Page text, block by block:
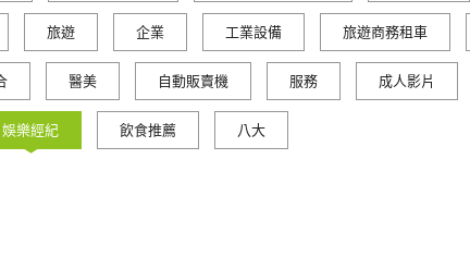
旅遊 企業 工業設備 旅遊商務租車
醫美 自動販賣機 服務 成人影片
娛樂經紀 飲食推薦 八大